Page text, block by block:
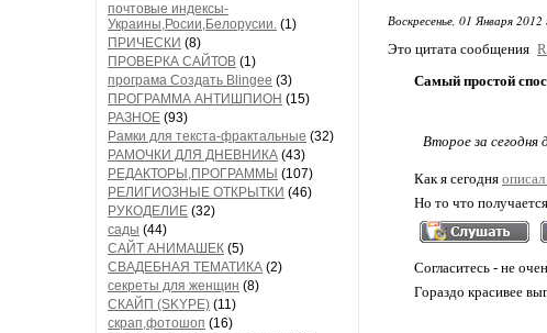
почтовые индексы-
Украины,Росии,Белорусии. (1)
ПРИЧЕСКИ (8)
ПРОВЕРКА САЙТОВ (1)
програма Создать Blingee (3)
ПРОГРАММА АНТИШПИОН (15)
РАЗНОЕ (93)
Рамки для текста-фрактальные (32)
РАМОЧКИ ДЛЯ ДНЕВНИКА (43)
РЕДАКТОРЫ,ПРОГРАММЫ (107)
РЕЛИГИОЗНЫЕ ОТКРЫТКИ (46)
РУКОДЕЛИЕ (32)
сады (44)
САЙТ АНИМАШЕК (5)
СВАДЕБНАЯ ТЕМАТИКА (2)
секреты для женщин (8)
СКАЙП (SKYPE) (11)
скрап,фотошоп (16)
Воскресенье, 01 Января
Это цитата сообщения
Самый простой
Второе за сегодня
Как я сегодня описал
Но то что
Согласитесь - не
Гораздо красивее